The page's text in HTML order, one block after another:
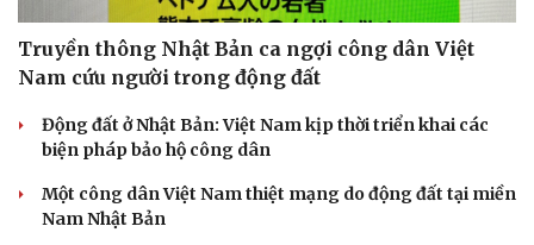
Truyền thông Nhật Bản ca ngợi công dân Việt
Nam cứu người trong động đất
Động đất ở Nhật Bản: Việt Nam kịp thời triển khai các
biện pháp bảo hộ công dân
Một công dân Việt Nam thiệt mạng do động đất tại miền
Nam Nhật Bản